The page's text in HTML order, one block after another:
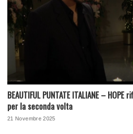
BEAUTIFUL PUNTATE ITALIANE –
per la seconda volta
21 Novembre 2025